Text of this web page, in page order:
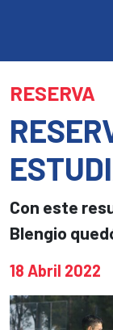
RESERVA
Con este
Blengio
18 Abril 2022